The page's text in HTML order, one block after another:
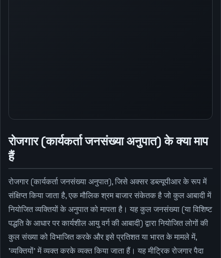
रोजगार (कार्यकर्ता जनसंख्या अनुपात) के क्या माप
हैं
रोजगार (कार्यकर्ता जनसंख्या अनुपात), जिसे अक्सर डब्ल्यूपीआर के रूप में
संक्षिप्त किया जाता है, एक मौलिक श्रम बाजार संकेतक है जो कुल आबादी में
नियोजित व्यक्तियों के अनुपात को मापता है। यह कुल जनसंख्या (या विशिष्ट
पद्धति के आधार पर कार्यशील आयु वर्ग की आबादी) द्वारा नियोजित लोगों की
कुल संख्या को विभाजित करके और इसे प्रतिशत या भारत के मामले में,
'व्यक्तियों' में व्यक्त करके व्यक्त किया जाता हैं। यह मीट्रिक रोजगार पैदा